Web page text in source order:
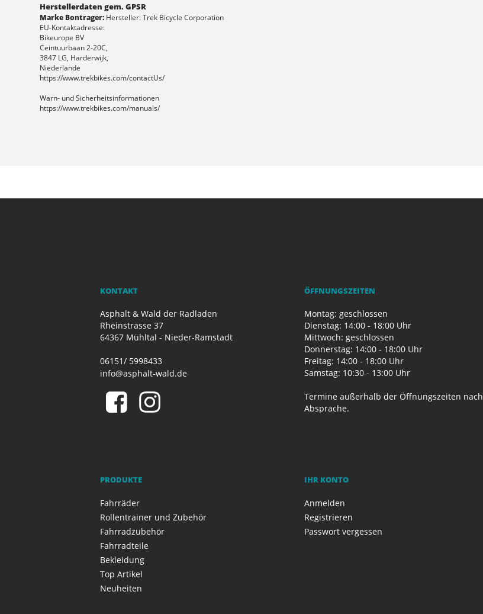
Herstellerdaten gem. GPSR
Marke Bontrager: Hersteller: Trek Bicycle Corporation
EU-Kontaktadresse:
Bikeurope BV
Ceintuurbaan 2-20C,
3847 LG, Harderwijk,
Niederlande
https://www.trekbikes.com/contactUs/
Warn- und Sicherheitsinformationen
https://www.trekbikes.com/manuals/
KONTAKT
Asphalt & Wald der Radladen
Rheinstrasse 37
64367 Mühltal - Nieder-Ramstadt
06151/ 5998433
info@asphalt-wald.de
ÖFFNUNGSZEITEN
Montag: geschlossen
Dienstag: 14:00 - 18:00 Uhr
Mittwoch: geschlossen
Donnerstag: 14:00 - 18:00 Uhr
Freitag: 14:00 - 18:00 Uhr
Samstag: 10:30 - 13:00 Uhr
Termine außerhalb der Öffnungszeiten nach
Absprache.
PRODUKTE
Fahrräder
Rollentrainer und Zubehör
Fahrradzubehör
Fahrradteile
Bekleidung
Top Artikel
Neuheiten
IHR KONTO
Anmelden
Registrieren
Passwort vergessen